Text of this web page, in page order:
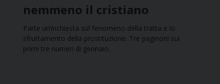
nemmeno il cristiano
Parte un’inchiesta sul fenomeno della tratta e lo
sfruttamento della prostituzione. Tre paginoni sui
primi tre numeri di gennaio.